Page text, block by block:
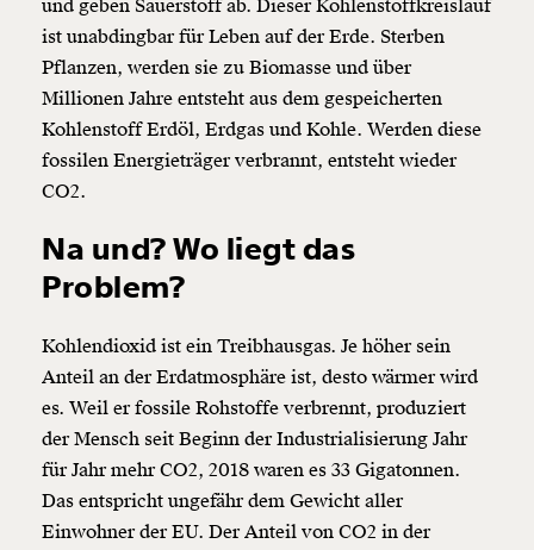
und geben Sauerstoff ab. Dieser Kohlenstoffkreislauf
ist unabdingbar für Leben auf der Erde. Sterben
Pflanzen, werden sie zu Biomasse und über
Millionen Jahre entsteht aus dem gespeicherten
Kohlenstoff Erdöl, Erdgas und Kohle. Werden diese
fossilen Energieträger verbrannt, entsteht wieder
CO2.
Na und? Wo liegt das
Problem?
Kohlendioxid ist ein Treibhausgas. Je höher sein
Anteil an der Erdatmosphäre ist, desto wärmer wird
es. Weil er fossile Rohstoffe verbrennt, produziert
der Mensch seit Beginn der Industrialisierung Jahr
für Jahr mehr CO2, 2018 waren es 33 Gigatonnen.
Das entspricht ungefähr dem Gewicht aller
Einwohner der EU. Der Anteil von CO2 in der